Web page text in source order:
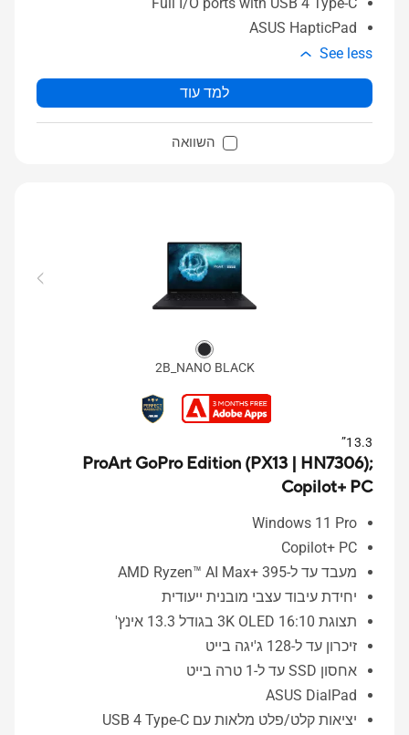
ASUS HapticPad
See less
למד עוד
השוואה
2B_NANO BLACK
13.3”
ProArt GoPro Edition (PX13 | HN7306);
Copilot+ PC
Windows 11 Pro
Copilot+ PC
מעבד עד ל-AMD Ryzen™ AI Max+ 395
יחידת עיבוד עצבי מובנית ייעודית
תצוגת 3K OLED 16:10 בגודל 13.3 אינץ'
זיכרון עד ל-128 ג'יגה בייט
אחסון SSD עד ל-1 טרה בייט
ASUS DialPad
יציאות קלט/פלט מלאות עם USB 4 Type-C